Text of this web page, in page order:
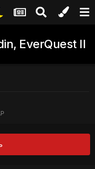
EverQuest II